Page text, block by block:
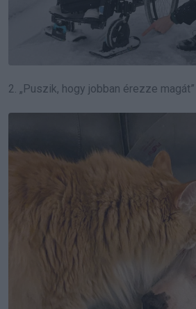
2. „Puszik, hogy jobban érezze magát”